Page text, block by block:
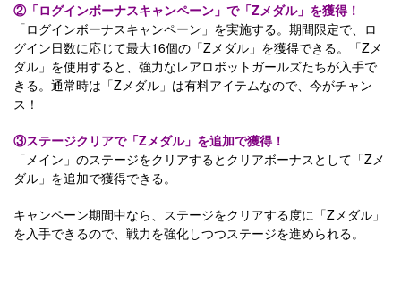
②「ログインボーナスキャンペーン」で「Zメダル」を獲得！
「ログインボーナスキャンペーン」を実施する。期間限定で、ロ
グイン日数に応じて最大16個の「Zメダル」を獲得できる。「Zメ
ダル」を使用すると、強力なレアロボットガールズたちが入手で
きる。通常時は「Zメダル」は有料アイテムなので、今がチャン
ス！
③ステージクリアで「Zメダル」を追加で獲得！
「メイン」のステージをクリアするとクリアボーナスとして「Zメ
ダル」を追加で獲得できる。
キャンペーン期間中なら、ステージをクリアする度に「Zメダル」
を入手できるので、戦力を強化しつつステージを進められる。